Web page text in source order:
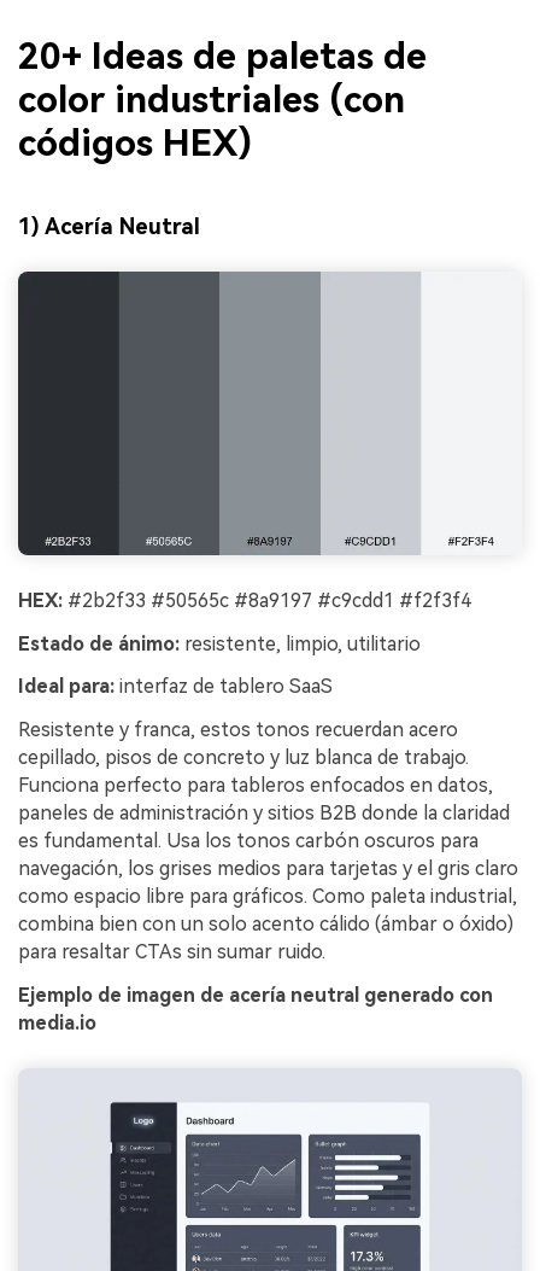
20+ Ideas de paletas de
color industriales (con
códigos HEX)
1) Acería Neutral
HEX: #2b2f33 #50565c #8a9197 #c9cdd1 #f2f3f4
Estado de ánimo: resistente, limpio, utilitario
Ideal para: interfaz de tablero SaaS
Resistente y franca, estos tonos recuerdan acero
cepillado, pisos de concreto y luz blanca de trabajo.
Funciona perfecto para tableros enfocados en datos,
paneles de administración y sitios B2B donde la claridad
es fundamental. Usa los tonos carbón oscuros para
navegación, los grises medios para tarjetas y el gris claro
como espacio libre para gráficos. Como paleta industrial,
combina bien con un solo acento cálido (ámbar o óxido)
para resaltar CTAs sin sumar ruido.
Ejemplo de imagen de acería neutral generado con
media.io